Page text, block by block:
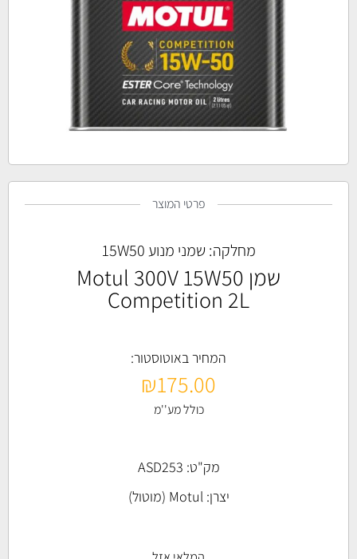
פרטי המוצר
מחלקה: שמני מנוע 15W50
שמן Motul 300V 15W50
Competition 2L
המחיר באוטוסטור:
₪175.00
כולל מע''מ
מק"ט: ASD253
יצרן:Motul (מוטול)